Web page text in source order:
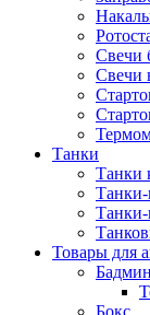
Свечи
Свечи
Танки
Танки
Товары для
Бокс